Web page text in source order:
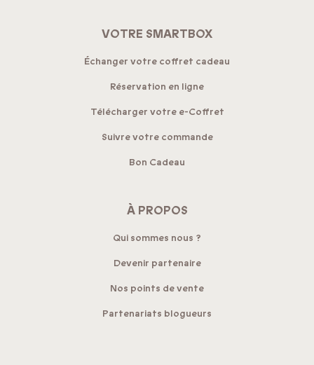
VOTRE SMARTBOX
Échanger votre coffret cadeau
Réservation en ligne
Télécharger votre e-Coffret
Suivre votre commande
Bon Cadeau
À PROPOS
Qui sommes nous ?
Devenir partenaire
Nos points de vente
Partenariats blogueurs